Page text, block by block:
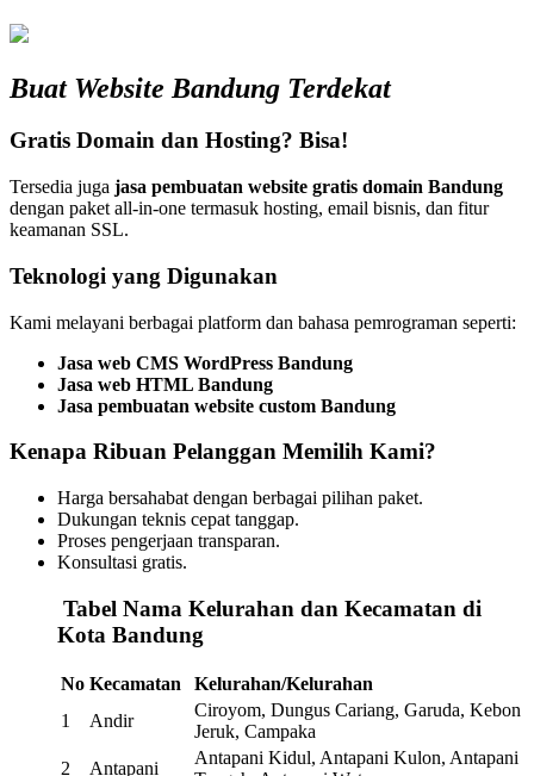
Buat Website Bandung Terdekat
Gratis Domain dan Hosting? Bisa!
Tersedia juga jasa pembuatan website gratis domain Bandung
dengan paket all-in-one termasuk hosting, email bisnis, dan fitur
keamanan SSL.
Teknologi yang Digunakan
Kami melayani berbagai platform dan bahasa pemrograman seperti:
Jasa web CMS WordPress Bandung
Jasa web HTML Bandung
Jasa pembuatan website custom Bandung
Kenapa Ribuan Pelanggan Memilih Kami?
Harga bersahabat dengan berbagai pilihan paket.
Dukungan teknis cepat tanggap.
Proses pengerjaan transparan.
Konsultasi gratis.
Tabel Nama Kelurahan dan Kecamatan di
Kota Bandung
No Kecamatan
Kelurahan/Kelurahan
1
Andir
Ciroyom, Dungus Cariang, Garuda, Kebon
Jeruk, Campaka
2
Antapani
Antapani Kidul, Antapani Kulon, Antapani